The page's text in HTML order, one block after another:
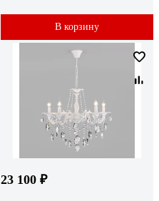
В корзину
23 100 ₽